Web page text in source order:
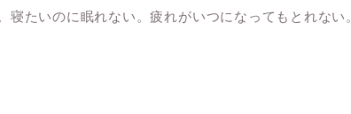
寝たいのに眠れない。疲れがいつになってもとれな